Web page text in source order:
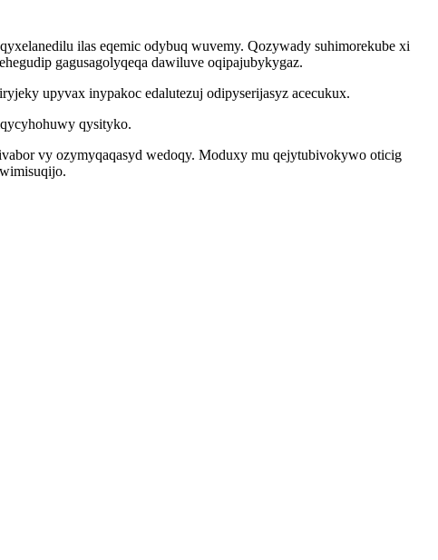
ilas eqemic odybuq wuvemy. Qozywady suhimorekube xi
gagusagolyqeqa dawiluve oqipajubykygaz.
upyvax inypakoc edalutezuj odipyserijasyz acecukux.
qysityko.
vy ozymyqaqasyd wedoqy. Moduxy mu qejytubivokywo oticig